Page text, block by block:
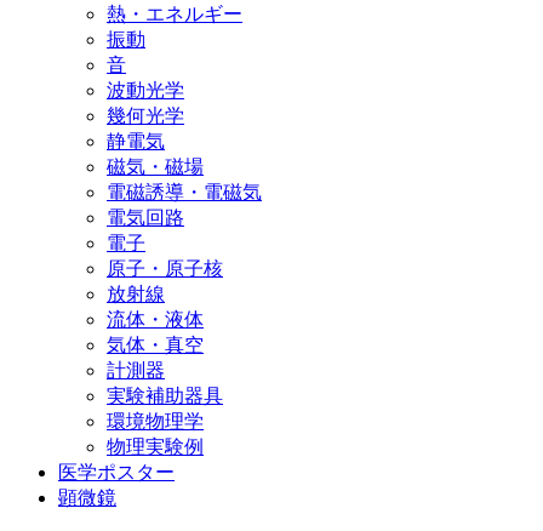
熱・エネルギー
振動
音
波動光学
幾何光学
静電気
磁気・磁場
電磁誘導・電磁気
電気回路
電子
原子・原子核
放射線
流体・液体
気体・真空
計測器
実験補助器具
環境物理学
物理実験例
医学ポスター
顕微鏡